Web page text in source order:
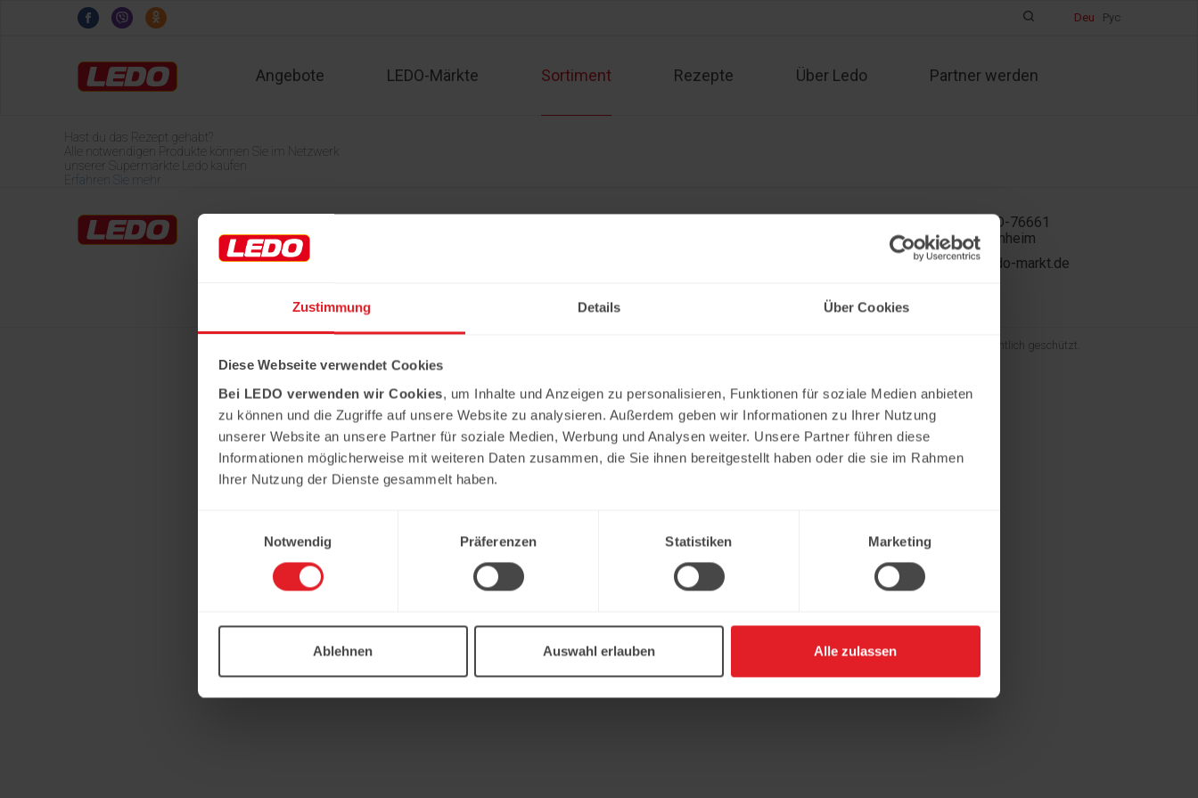
Zustimmung Details Über Cookies
Diese Webseite verwendet Cookies
Bei LEDO verwenden wir Cookies, um Inhalte und Anzeigen zu personalisieren, Funktionen für soziale Medien anbieten
zu können und die Zugriffe auf unsere Website zu analysieren. Außerdem geben wir Informationen zu Ihrer Nutzung
unserer Website an unsere Partner für soziale Medien, Werbung und Analysen weiter. Unsere Partner führen diese
Informationen möglicherweise mit weiteren Daten zusammen, die Sie ihnen bereitgestellt haben oder die sie im Rahmen
Ihrer Nutzung der Dienste gesammelt haben.
Notwendig
Präferenzen Statistiken Marketing
Ablehnen Auswahl erlauben Alle zulassen
Deu Рус
Angebote LEDO-Märkte Sortiment Rezepte Über Ledo Partner werden
Hast du das Rezept gehabt?
Alle notwendigen Produkte können Sie im Netzwerk
unserer Supermärkte Ledo kaufen
Erfahren Sie mehr
LEDO-Märkte
Über Ledo
In der Kühweid 2a D-76661
Philippsburg-Huttenheim
ledo.informiert@ledo-markt.de
Copyright © 2026 Ledo. Diese Webseite und der gesamte Inhalt sind urheberrechtlich geschützt.